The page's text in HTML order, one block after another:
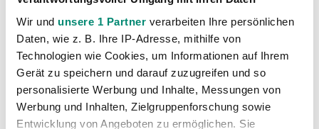
Wir und unsere 1 Partner verarbeiten Ihre persönlichen
Daten, wie z. B. Ihre IP-Adresse, mithilfe von
Technologien wie Cookies, um Informationen auf Ihrem
Gerät zu speichern und darauf zuzugreifen und so
personalisierte Werbung und Inhalte, Messungen von
Werbung und Inhalten, Zielgruppenforschung sowie
Entwicklung von Angeboten zu ermöglichen. Sie